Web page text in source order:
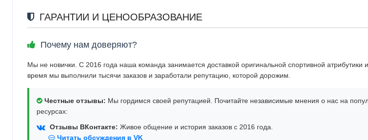
ГАРАНТИИ И ЦЕНООБРАЗОВАНИЕ
Почему нам доверяют?
Мы не новички. С 2016 года наша команда занимается доставкой оригинальной спортивной атрибутики
время мы выполнили тысячи заказов и заработали репутацию, которой дорожим.
Честные отзывы: Мы гордимся своей репутацией. Почитайте независимые мнения о нас на
ресурсах:
Отзывы ВКонтакте: Живое общение и история заказов с 2016 года.
Читать обсуждения в VK